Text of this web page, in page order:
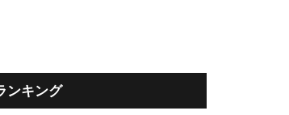
ンキング